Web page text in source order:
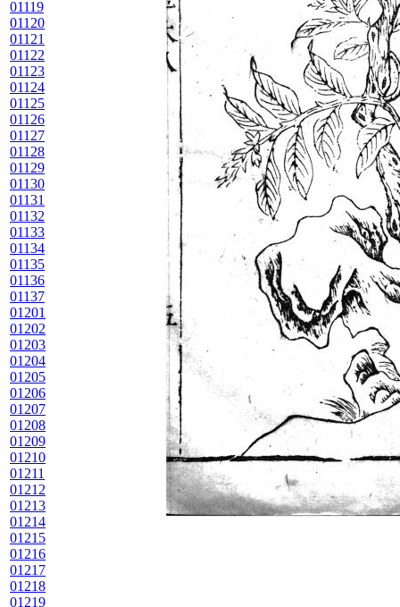
01119
01120
01121
01122
01123
01124
01125
01126
01127
01128
01129
01130
01131
01132
01133
01134
01135
01136
01137
01201
01202
01203
01204
01205
01206
01207
01208
01209
01210
01211
01212
01213
01214
01215
01216
01217
01218
01219